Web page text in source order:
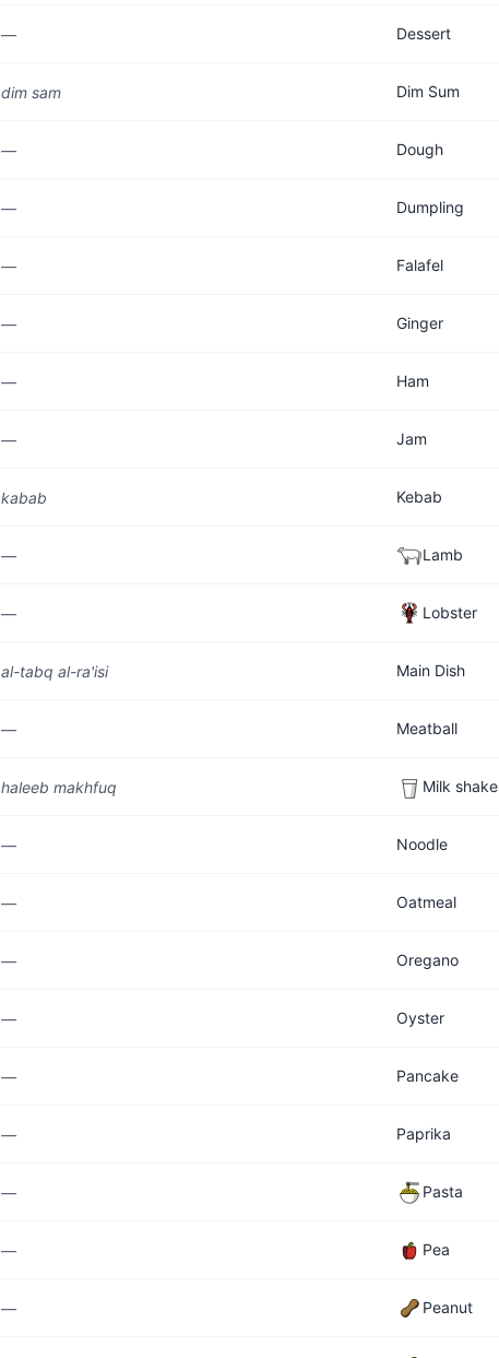
— Dessert
dim sam Dim Sum
— Dough
— Dumpling
— Falafel
— Ginger
— Ham
— Jam
kabab Kebab
— Lamb
— Lobster
al-tabq al-ra'isi Main Dish
— Meatball
haleeb makhfuq Milk shake
— Noodle
— Oatmeal
— Oregano
— Oyster
— Pancake
— Paprika
— Pasta
— Pea
— Peanut